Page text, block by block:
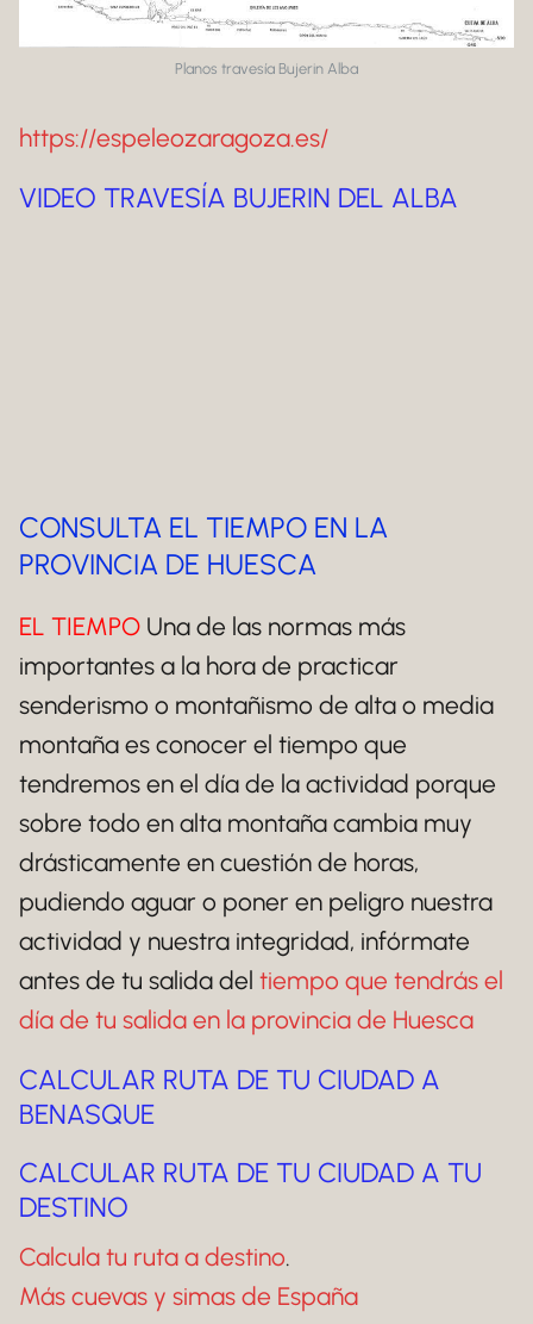
Planos travesía Bujerin Alba
https://espeleozaragoza.es/
VIDEO TRAVESÍA BUJERIN DEL ALBA
CONSULTA EL TIEMPO EN LA
PROVINCIA DE HUESCA
EL TIEMPO Una de las normas más
importantes a la hora de practicar
senderismo o montañismo de alta o media
montaña es conocer el tiempo que
tendremos en el día de la actividad porque
sobre todo en alta montaña cambia muy
drásticamente en cuestión de horas,
pudiendo aguar o poner en peligro nuestra
actividad y nuestra integridad, infórmate
antes de tu salida del tiempo que tendrás el
día de tu salida en la provincia de Huesca
CALCULAR RUTA DE TU CIUDAD A
BENASQUE
CALCULAR RUTA DE TU CIUDAD A TU
DESTINO
Calcula tu ruta a destino.
Más cuevas y simas de España